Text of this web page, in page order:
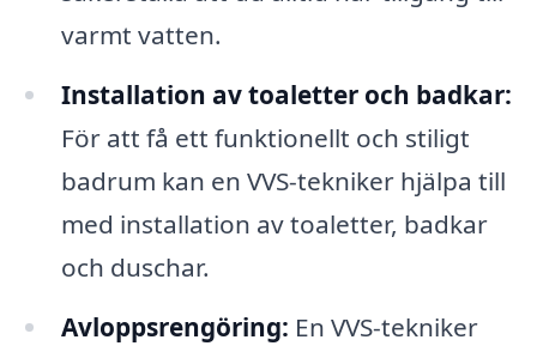
varmt vatten.
Installation av toaletter och badkar:
För att få ett funktionellt och stiligt
badrum kan en VVS-tekniker hjälpa till
med installation av toaletter, badkar
och duschar.
Avloppsrengöring: En VVS-tekniker